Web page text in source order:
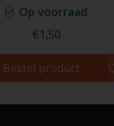
Op voorraad
€1,50
Bestel product